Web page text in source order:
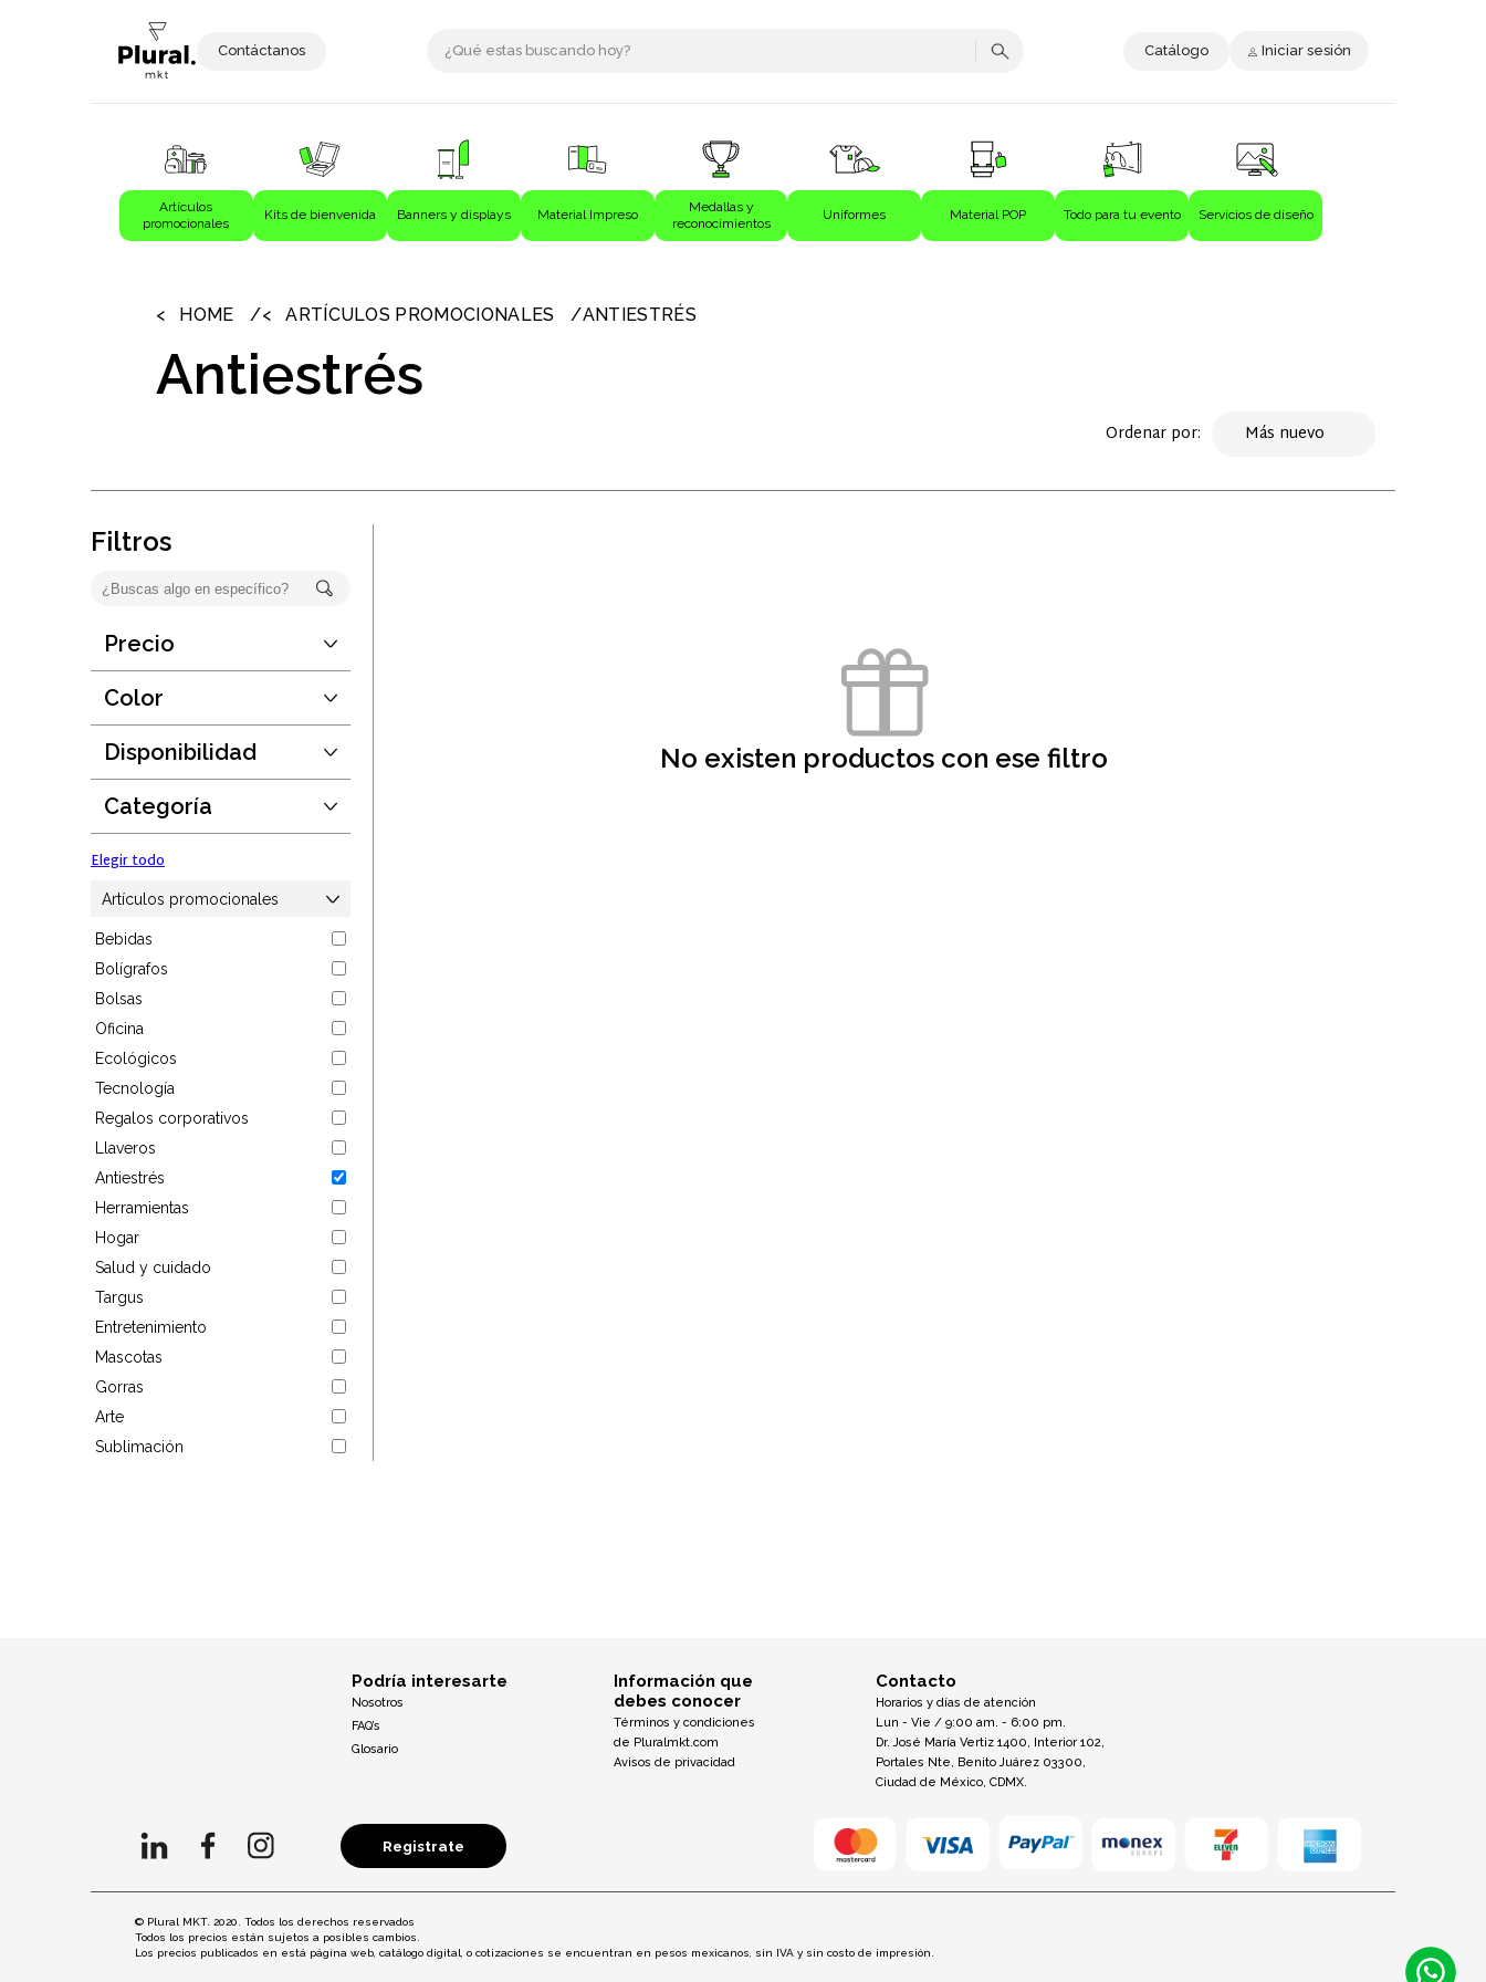
Contáctanos Catálogo Iniciar sesión
Artículos
promocionales
Kits de bienvenida Banners y displays Material Impreso
Medallas y
reconocimientos
Uniformes Material POP Todo para tu evento Servicios de diseño
Bolígrafos
Ecológicos
Regalos corporativos
Llaveros
Antiestrés
Herramientas
Hogar
Salud y cuidado
Targus
Entretenimiento
Mascotas
Gorras
Arte
Sublimación
HOME ARTÍCULOS PROMOCIONALES ANTIESTRÉS
Antiestrés
Ordenar por:
Filtros
Precio
Hasta:$false
Color
Elegir todo
Disponibilidad
Hasta:190889
Guardar
Categoría
Elegir todo
Artículos promocionales
Bebidas
Bolígrafos
Bolsas
Oficina
Ecológicos
Tecnología
Regalos corporativos
Llaveros
Antiestrés
Herramientas
Hogar
Salud y cuidado
Targus
Entretenimiento
Mascotas
Gorras
Arte
Sublimación
No existen productos con ese filtro
Podría interesarte
Nosotros
FAQ’s
Glosario
Información que
debes conocer
Términos y condiciones
de Pluralmkt.com
Avisos de privacidad
Contacto
Horarios y días de atención
Lun - Vie / 9:00 am. - 6:00 pm.
Dr. José María Vertiz 1400, Interior 102,
Portales Nte, Benito Juárez 03300,
Ciudad de México, CDMX.
Registrate
© Plural MKT. 2020. Todos los derechos reservados
Todos los precios están sujetos a posibles cambios.
Los precios publicados en está página web, catálogo digital, o cotizaciones se encuentran en pesos mexicanos, sin IVA y sin costo de impresión.